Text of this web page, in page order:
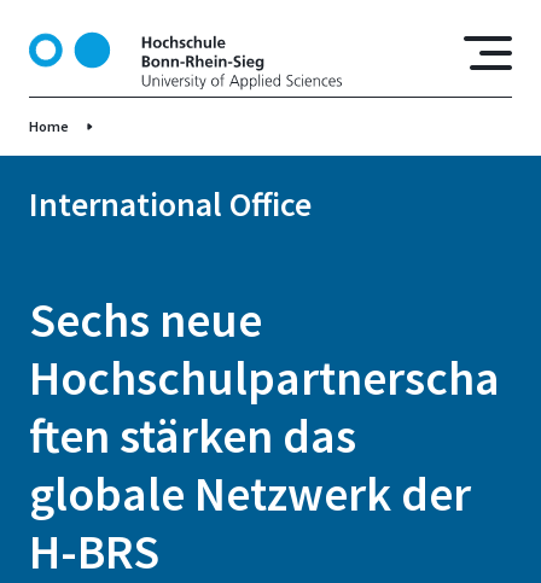
t
Home
International Office
Sechs neue
Hochschulpartnerscha
ften stärken das
globale Netzwerk der
H-BRS